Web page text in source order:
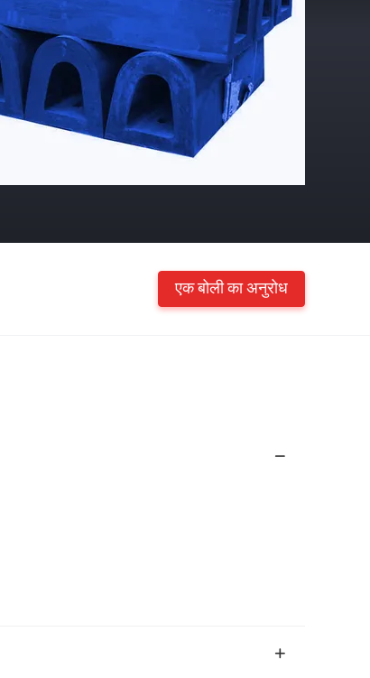
एक बोली का अनुरोध